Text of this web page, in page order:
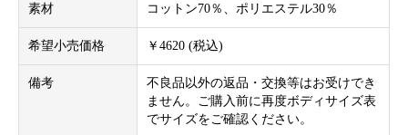
素材 コットン70％、ポリエステル30％
希望小売価格 ￥4620 (税込)
備考
不良品以外の返品・交換等はお受けでき
ません。ご購入前に再度ボディサイズ表
でサイズをご確認ください。